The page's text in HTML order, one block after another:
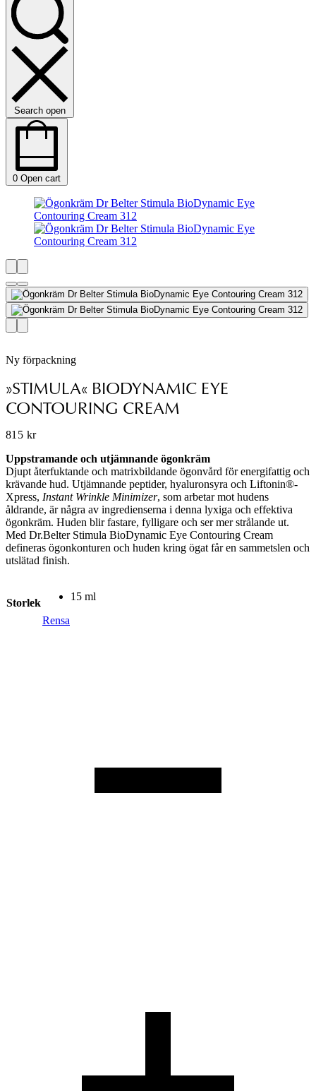
Search open
0 Open cart
Ny förpackning
»STIMULA« BIODYNAMIC EYE
CONTOURING CREAM
815 kr
Uppstramande och utjämnande ögonkräm
Djupt återfuktande och matrixbildande ögonvård för energifattig och
krävande hud. Utjämnande peptider, hyaluronsyra och Liftonin®-
Xpress, Instant Wrinkle Minimizer, som arbetar mot hudens
åldrande, är några av ingredienserna i denna lyxiga och effektiva
ögonkräm. Huden blir fastare, fylligare och ser mer strålande ut.
Med Dr.Belter Stimula BioDynamic Eye Contouring Cream
defineras ögonkonturen och huden kring ögat får en sammetslen och
utslätad finish.
Storlek
15 ml
Rensa